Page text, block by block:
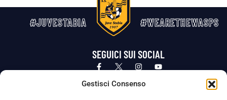
Gestisci Consenso
#JUVESTABIA #WEARETHEWASPS
SEGUICI SUI SOCIAL
Privacy Policy Cookie Policy